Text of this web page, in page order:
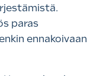
paras
ennakoivaan